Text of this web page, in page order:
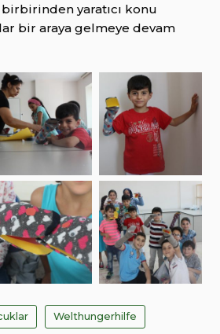
yaratıcı konu
bir araya gelmeye devam
Welthungerhilfe